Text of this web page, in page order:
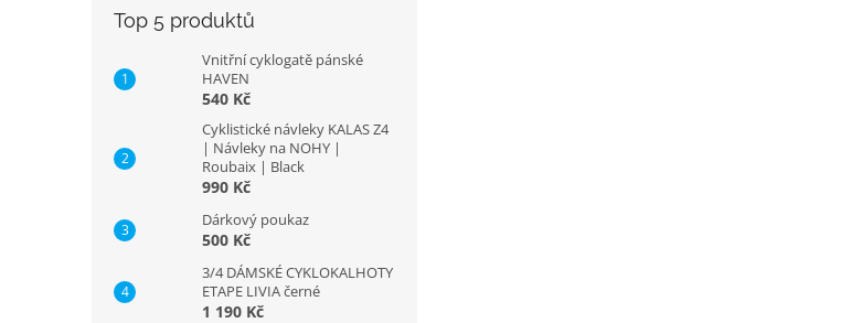
Top 5 produktů
Vnitřní cyklogatě pánské
HAVEN
540 Kč
Cyklistické návleky KALAS Z4
| Návleky na NOHY |
Roubaix | Black
990 Kč
Dárkový poukaz
500 Kč
3/4 DÁMSKÉ CYKLOKALHOTY
ETAPE LIVIA černé
1 190 Kč